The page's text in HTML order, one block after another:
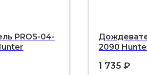
PROS-04-
2090
1 735 ₽